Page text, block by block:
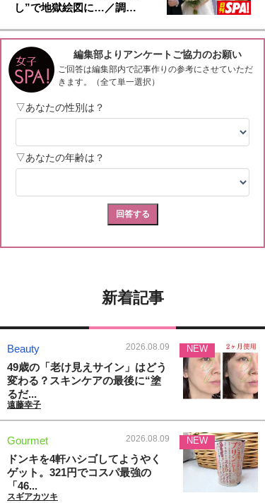
し”で地獄絵図に…／調…
新着記事
Beauty 2026.08.09
49歳の「老け見えサイン」はどう
変わる？スキンケアの最後に“塗
るだ...
遠藤幸子
NEW
Gourmet 2026.08.09
ドンキを4軒ハシゴしてようやく
ゲット。321円でコスパ最強の
「46...
スギアカツキ
NEW